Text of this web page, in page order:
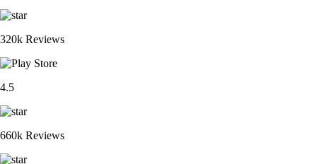
320k Reviews
4.5
660k Reviews